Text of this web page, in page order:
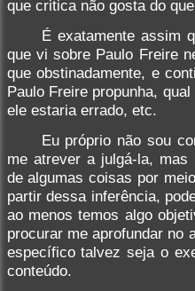
que critica não gosta do
É exatamente assim
que vi sobre Paulo Freire
que obstinadamente, e
Paulo Freire propunha,
ele estaria errado, etc.
Eu próprio não sou
me atrever a julgá-la,
de algumas coisas por
partir dessa inferência,
ao menos temos algo
procurar me aprofundar no
específico talvez seja o
conteúdo.